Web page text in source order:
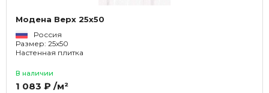
Модена Верх 25x50
Россия
Размер: 25x50
Настенная плитка
В наличии
1 083 ₽ /м²